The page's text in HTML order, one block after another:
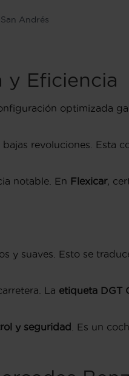
Andrés
y Eficiencia
optimizada
revoluciones. Esta
notable. En Flexicar,
y suaves. Esto se
La etiqueta DGT
y seguridad
. Es un